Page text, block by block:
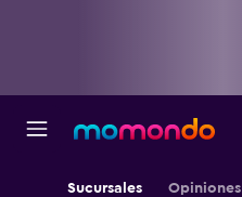
Sucursales Opiniones